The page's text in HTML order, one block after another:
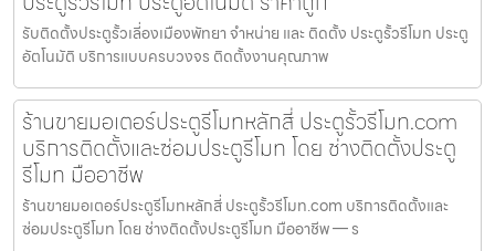
รับติดตั้งประตูรั้วเลี่องเมืองพัทยา จำหน่าย และ ติดตั้ง ประตูรั้วรีโมท ประตู
อัตโนมัติ บริการแบบครบวงจร ติดตั้งงานคุณภาพ
ร้านขายมอเตอร์ประตูรีโมทหลักสี่ ประตูรั้วรีโมท.com
บริการติดตั้งและซ่อมประตูรีโมท โดย ช่างติดตั้งประตู
รีโมท มืออาชีพ
ร้านขายมอเตอร์ประตูรีโมทหลักสี่ ประตูรั้วรีโมท.com บริการติดตั้งและ
ซ่อมประตูรีโมท โดย ช่างติดตั้งประตูรีโมท มืออาชีพ — ร